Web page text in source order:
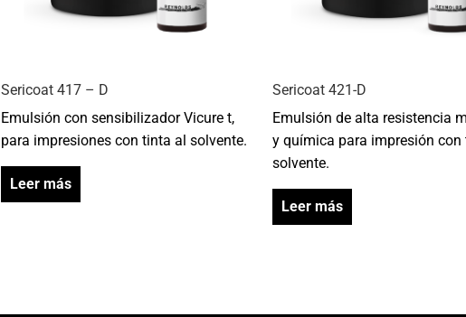
Sericoat 417 – D
Emulsión con sensibilizador Vicure t,
para impresiones con tinta al solvente.
Leer más
Sericoat 421-D
Emulsión de alta resistencia
y química para impresión con
solvente.
Leer más